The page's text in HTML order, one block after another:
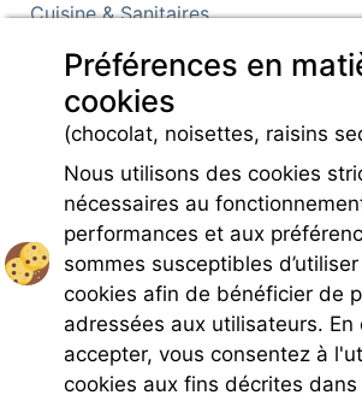
Cuisine & Sanitaires
Sanitaires
Infos pré et post réservation
Caution locative
Rejoignez-nous
Préférences en
cookies
(chocolat, noisettes, raisins
Nous utilisons des cookies
nécessaires au
performances et aux
sommes susceptibles
cookies afin de bénéficier de
adressées aux utilisateurs.
accepter, vous consentez à
cookies aux fins décrites